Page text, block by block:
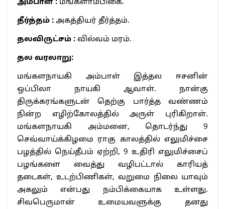
அம்பாள் : மங்களாம்பிகை.
தீர்த்தம் : அகத்தியர் தீர்த்தம்.
தலவிருட்சம் : வில்வம் மரம்.
தல வரலாறு:
மங்களநாயகி அம்பாள் இத்தல ஈசனின்
ஒப்பிலா நாயகி ஆவாள். நான்கு
திருக்கரங்களுடன் தெற்கு பார்த்த வண்ணம்
நின்ற எழிற்கோலத்தில் அருள் புரிகிறாள்.
மங்களநாயகி அம்மனை, தொடர்ந்து 9
செவ்வாய்க்கிழமை ராகு காலத்தில் எலுமிச்சை
பழத்தில் நெய்தீபம் ஏற்றி, 9 உதிரி எலுமிச்சைப்
பழங்களை வைத்து வழிபட்டால் காரியத்
தடைகள், உடற்பிணிகள், வறுமை நிலை யாவும்
அகலும் என்பது நம்பிக்கையாக உள்ளது.
சிவபெருமான் உமையவளுக்கு தனது